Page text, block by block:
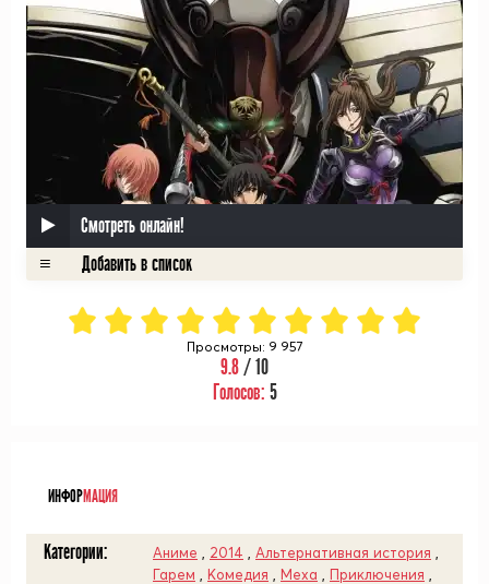
Смотреть онлайн!
Просмотры: 9 957
9.8/ 10
Голосов: 5
ИНФОРМАЦИЯ
Категории: Аниме 2014 Альтернативная история
Гарем
Комедия Меха Приключения